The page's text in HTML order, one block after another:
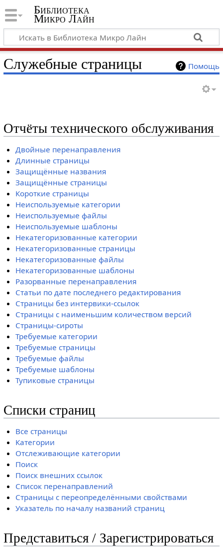
Библиотека
Микро Лайн
Помощь
Служебные страницы
Отчёты технического обслуживания
Двойные перенаправления
Длинные страницы
Защищённые названия
Защищённые страницы
Короткие страницы
Неиспользуемые категории
Неиспользуемые файлы
Неиспользуемые шаблоны
Некатегоризованные категории
Некатегоризованные страницы
Некатегоризованные файлы
Некатегоризованные шаблоны
Разорванные перенаправления
Статьи по дате последнего редактирования
Страницы без интервики-ссылок
Страницы с наименьшим количеством версий
Страницы-сироты
Требуемые категории
Требуемые страницы
Требуемые файлы
Требуемые шаблоны
Тупиковые страницы
Списки страниц
Все страницы
Категории
Отслеживающие категории
Поиск
Поиск внешних ссылок
Список перенаправлений
Страницы с переопределёнными свойствами
Указатель по началу названий страниц
Представиться / Зарегистрироваться